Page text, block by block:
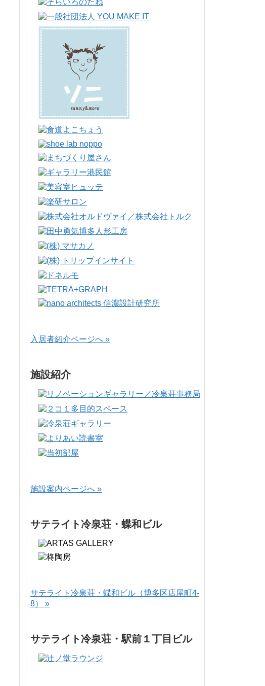
入居者紹介ページへ »
施設紹介
施設案内ページへ »
サテライト冷泉荘・蝶和ビル
サテライト冷泉荘・蝶和ビル（博多区店屋町4-
8） »
サテライト冷泉荘・駅前１丁目ビル